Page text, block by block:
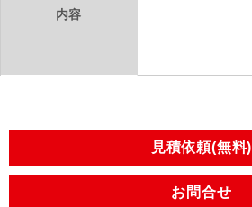
内容
見積依頼(無料)
お問合せ